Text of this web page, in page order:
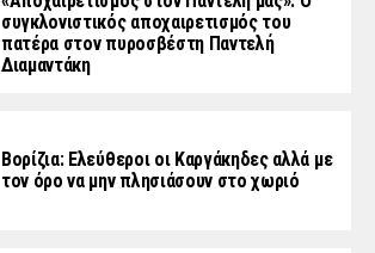
συγκλονιστικός αποχαιρετισμός του
πατέρα στον πυροσβέστη Παντελή
Διαμαντάκη
Βορίζια: Ελεύθεροι οι Καργάκηδες αλλά με
τον όρο να μην πλησιάσουν στο χωριό